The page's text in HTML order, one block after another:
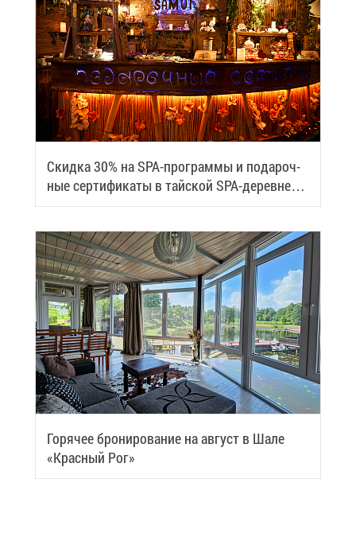
Скид­ка 30% на SPA-про­грам­мы и по­да­роч­
ные сер­ти­фи­ка­ты в тай­ской SPA-де­ревне
Samui
Го­ря­чее бро­ни­ро­ва­ние на ав­густ в Ша­ле
«Крас­ный Рог»